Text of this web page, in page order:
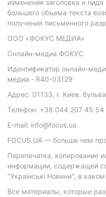
изменения заголовка и
большего объема текста
получения письменного
ООО «ФОКУС МЕДИА»
Онлайн-медиа ФОКУС
Идентификатор онлайн-
медиа - R40-03129
Адрес: 01133, г. Киев,
Телефон: +38 044 207 45 54
E-mail: info@focus.ua
FOCUS.UA — больше чем
Перепечатка, копирование
информации, содержащей
"Українські Новини", в
Все материалы, которые